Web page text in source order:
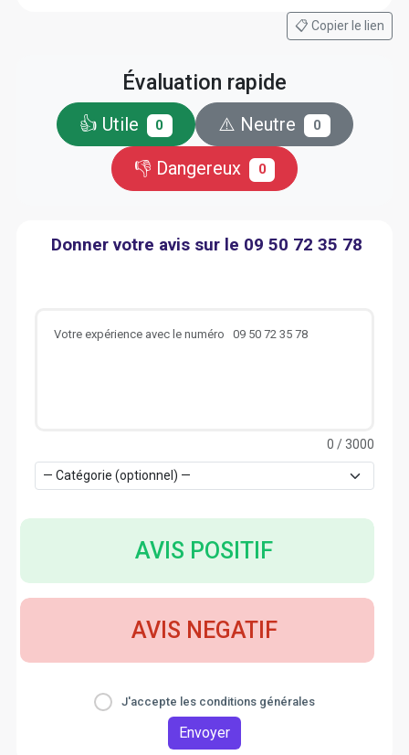
📋 Copier le lien
Évaluation rapide
👍 Utile 0 ⚠️ Neutre 0
👎 Dangereux 0
Donner votre avis sur le 09 50 72 35 78
0 / 3000
AVIS POSITIF
AVIS NEGATIF
J'accepte les conditions générales
Envoyer